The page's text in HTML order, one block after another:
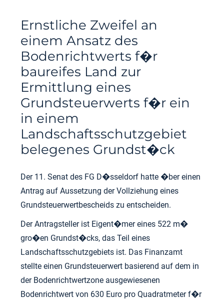
Ernstliche Zweifel an
einem Ansatz des
Bodenrichtwerts f�r
baureifes Land zur
Ermittlung eines
Grundsteuerwerts f�r ein
in einem
Landschaftsschutzgebiet
belegenes Grundst�ck
Der 11. Senat des FG D�sseldorf hatte �ber einen
Antrag auf Aussetzung der Vollziehung eines
Grundsteuerwertbescheids zu entscheiden.
Der Antragsteller ist Eigent�mer eines 522 m�
gro�en Grundst�cks, das Teil eines
Landschaftsschutzgebiets ist. Das Finanzamt
stellte einen Grundsteuerwert basierend auf dem in
der Bodenrichtwertzone ausgewiesenen
Bodenrichtwert von 630 Euro pro Quadratmeter f�r